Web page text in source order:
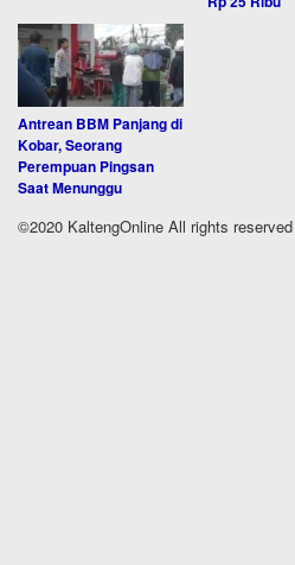
Antrean BBM Panjang di
Kobar, Seorang
Perempuan Pingsan
Saat Menunggu
©2020 KaltengOnline All rights reserved